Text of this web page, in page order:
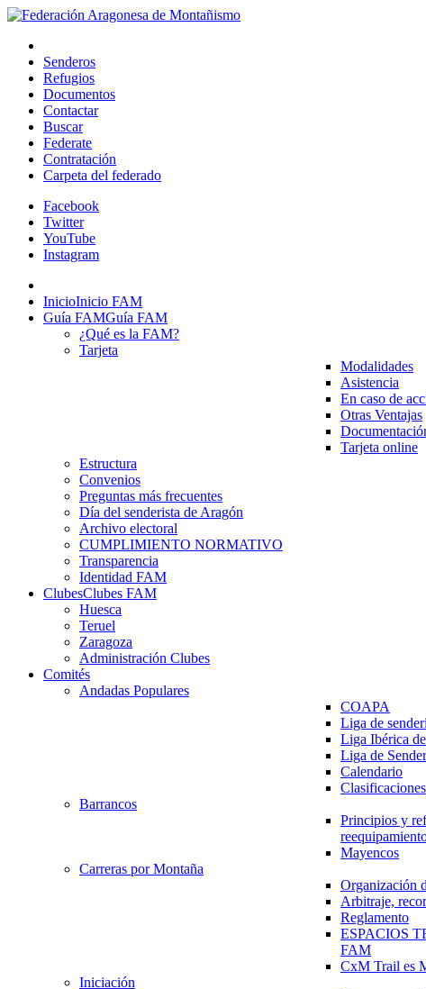
Senderos
Refugios
Documentos
Contactar
Buscar
Federate
Contratación
Carpeta del federado
Facebook
Twitter
YouTube
Instagram
InicioInicio FAM
Guía FAMGuía FAM
¿Qué es la FAM?
Tarjeta
Modalidades
Asistencia
En caso de
Otras Ventajas
Tarjeta online
Estructura
Convenios
Preguntas más frecuentes
Día del senderista de Aragón
Archivo electoral
CUMPLIMIENTO NORMATIVO
Transparencia
Identidad FAM
ClubesClubes FAM
Huesca
Teruel
Zaragoza
Administración Clubes
Comités
Andadas Populares
COAPA
Liga de
Liga Ibérica
Liga de
Calendario
Clasificaciones
Barrancos
Principios y
Mayencos
Carreras por Montaña
Organización
Arbitraje,
Reglamento
ESPACIOS
FAM
CxM Trail es
Iniciación